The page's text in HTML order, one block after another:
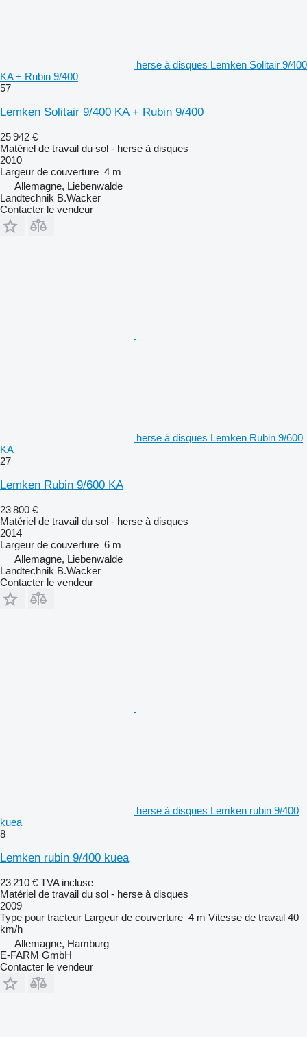
herse à disques Lemken Solitair 9/400
KA + Rubin 9/400
57
Lemken Solitair 9/400 KA + Rubin 9/400
25 942 €
Matériel de travail du sol - herse à disques
2010
Largeur de couverture 4 m
Allemagne, Liebenwalde
Landtechnik B.Wacker
Contacter le vendeur
herse à disques Lemken Rubin 9/600
KA
27
Lemken Rubin 9/600 KA
23 800 €
Matériel de travail du sol - herse à disques
2014
Largeur de couverture 6 m
Allemagne, Liebenwalde
Landtechnik B.Wacker
Contacter le vendeur
herse à disques Lemken rubin 9/400
kuea
8
Lemken rubin 9/400 kuea
23 210 € TVA incluse
Matériel de travail du sol - herse à disques
2009
Type pour tracteur Largeur de couverture 4 m Vitesse de travail 40
km/h
Allemagne, Hamburg
E-FARM GmbH
Contacter le vendeur